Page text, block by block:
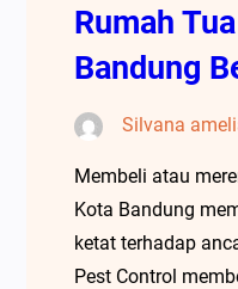
Rumah
Bandung
Silvana
Membeli atau
Kota Bandung
ketat terhadap
Pest Control